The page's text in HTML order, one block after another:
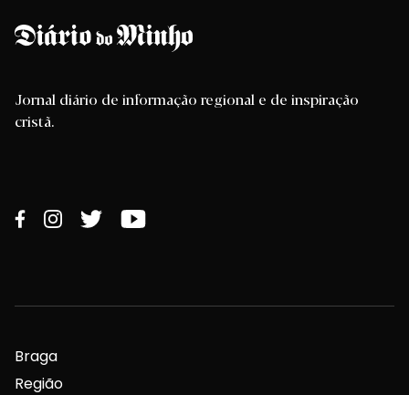
Jornal diário de informação regional e de inspiração
cristã.
Braga
Região